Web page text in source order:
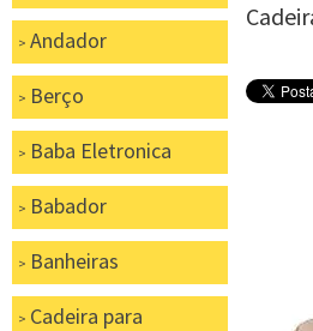
Andador
Berço
Baba Eletronica
Babador
Banheiras
Cadeira para